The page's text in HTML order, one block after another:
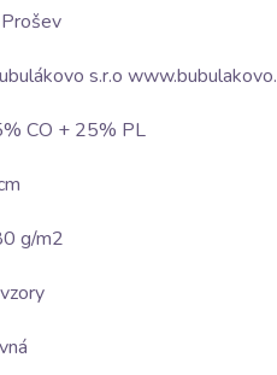
Prošev
s.r.o
CO + 25% PL
g/m2